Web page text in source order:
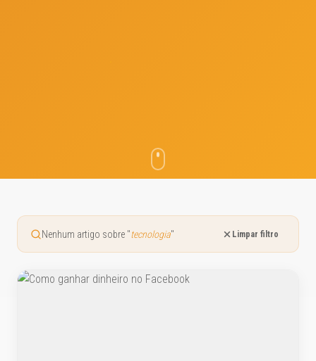
Nenhum artigo sobre "tecnologia" Limpar filtro